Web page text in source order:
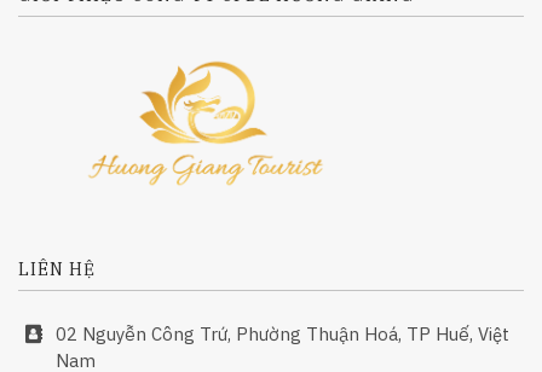
LIÊN HỆ
02 Nguyễn Công Trứ, Phường Thuận Hoá, TP Huế, Việt
Nam